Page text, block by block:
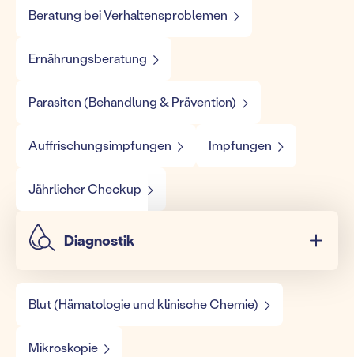
Beratung bei Verhaltensproblemen
Ernährungsberatung
Parasiten (Behandlung & Prävention)
Auffrischungsimpfungen Impfungen
Jährlicher Checkup
Diagnostik
Blut (Hämatologie und klinische Chemie)
Mikroskopie